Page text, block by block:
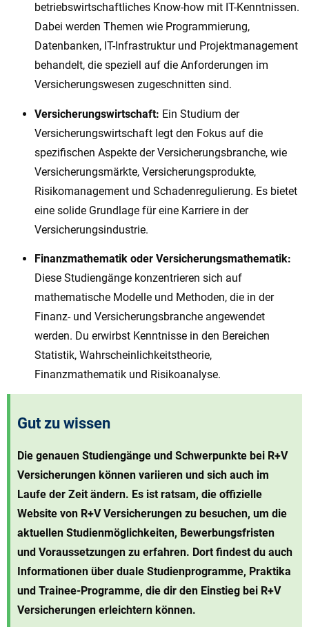
betriebswirtschaftliches Know-how mit IT-Kenntnissen.
Dabei werden Themen wie Programmierung,
Datenbanken, IT-Infrastruktur und Projektmanagement
behandelt, die speziell auf die Anforderungen im
Versicherungswesen zugeschnitten sind.
Versicherungswirtschaft: Ein Studium der
Versicherungswirtschaft legt den Fokus auf die
spezifischen Aspekte der Versicherungsbranche, wie
Versicherungsmärkte, Versicherungsprodukte,
Risikomanagement und Schadenregulierung. Es bietet
eine solide Grundlage für eine Karriere in der
Versicherungsindustrie.
Finanzmathematik oder Versicherungsmathematik:
Diese Studiengänge konzentrieren sich auf
mathematische Modelle und Methoden, die in der
Finanz- und Versicherungsbranche angewendet
werden. Du erwirbst Kenntnisse in den Bereichen
Statistik, Wahrscheinlichkeitstheorie,
Finanzmathematik und Risikoanalyse.
Gut zu wissen
Die genauen Studiengänge und Schwerpunkte bei R+V
Versicherungen können variieren und sich auch im
Laufe der Zeit ändern. Es ist ratsam, die offizielle
Website von R+V Versicherungen zu besuchen, um die
aktuellen Studienmöglichkeiten, Bewerbungsfristen
und Voraussetzungen zu erfahren. Dort findest du auch
Informationen über duale Studienprogramme, Praktika
und Trainee-Programme, die dir den Einstieg bei R+V
Versicherungen erleichtern können.